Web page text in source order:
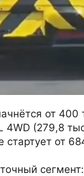
от
4WD (279,8
стартует от